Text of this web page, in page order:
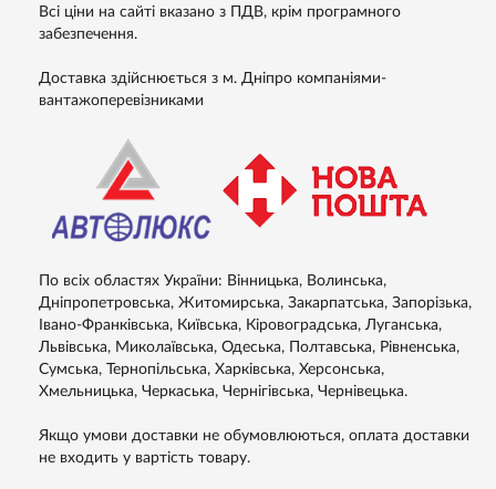
Всі ціни на сайті вказано з ПДВ, крім програмного
забезпечення.
Доставка здійснюється з м. Дніпро компаніями-
вантажоперевізниками
По всіх областях України: Вінницька, Волинська,
Дніпропетровська, Житомирська, Закарпатська, Запорізька,
Івано-Франківська, Київська, Кіровоградська, Луганська,
Львівська, Миколаївська, Одеська, Полтавська, Рівненська,
Сумська, Тернопільська, Харківська, Херсонська,
Хмельницька, Черкаська, Чернігівська, Чернівецька.
Якщо умови доставки не обумовлюються, оплата доставки
не входить у вартість товару.